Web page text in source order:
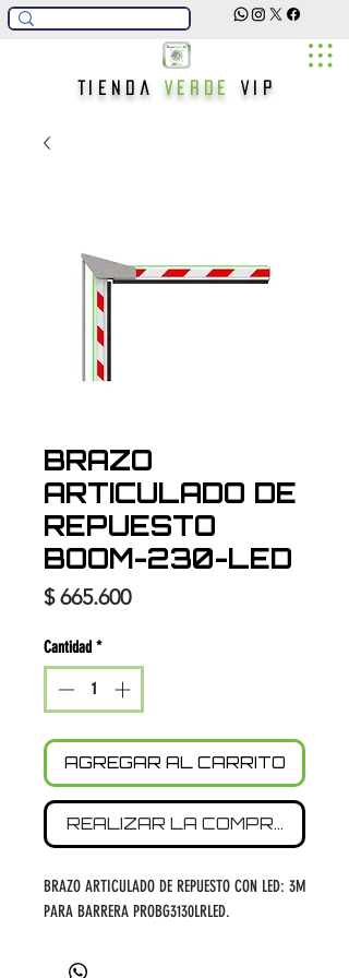
TiendaVerde Vip
BRAZO
ARTICULADO DE
REPUESTO
BOOM-230-LED
$ 665.600Precio
Cantidad *
AGREGAR AL CARRITO
REALIZAR LA COMPRA
BRAZO ARTICULADO DE REPUESTO CON LED: 3M
PARA BARRERA PROBG3130LRLED.